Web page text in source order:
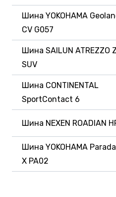
Шина YOKOHAMA
CV G057
Шина SAILUN ATREZZO
SUV
Шина CONTINENTAL
SportContact 6
Шина NEXEN ROADIAN
Шина YOKOHAMA
X PA02